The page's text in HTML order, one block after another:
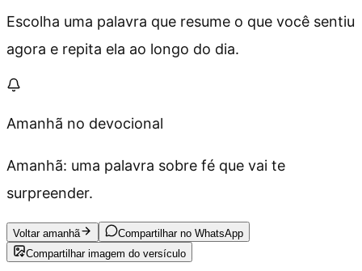
Escolha uma palavra que resume o que você sentiu
agora e repita ela ao longo do dia.
Amanhã no devocional
Amanhã: uma palavra sobre fé que vai te
surpreender.
Voltar amanhã
Compartilhar no WhatsApp
Compartilhar imagem do versículo